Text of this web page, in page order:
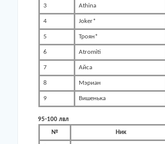
3 Athina
4 Joker*
5 Троян*
6 Atromiti
7 Айса
8 Мэриан
9 Вишенька
95-100 лвл
№
Ник